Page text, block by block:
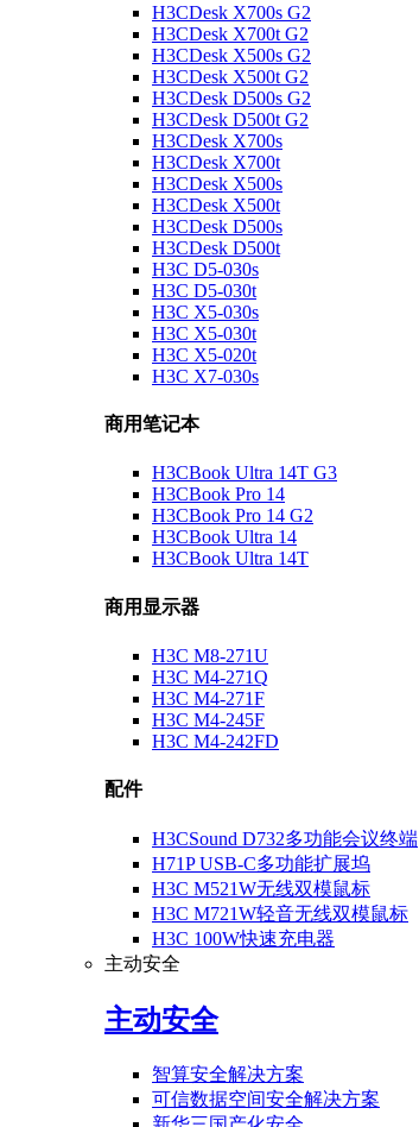
H3CDesk X700s G2
H3CDesk X700t G2
H3CDesk X500s G2
H3CDesk X500t G2
H3CDesk D500s G2
H3CDesk D500t G2
H3CDesk X700s
H3CDesk X700t
H3CDesk X500s
H3CDesk X500t
H3CDesk D500s
H3CDesk D500t
H3C D5-030s
H3C D5-030t
H3C X5-030s
H3C X5-030t
H3C X5-020t
H3C X7-030s
商用笔记本
H3CBook Ultra 14T G3
H3CBook Pro 14
H3CBook Pro 14 G2
H3CBook Ultra 14
H3CBook Ultra 14T
商用显示器
H3C M8-271U
H3C M4-271Q
H3C M4-271F
H3C M4-245F
H3C M4-242FD
配件
H3CSound D732多功能会议终端
H71P USB-C多功能扩展坞
H3C M521W无线双模鼠标
H3C M721W轻音无线双模鼠标
H3C 100W快速充电器
主动安全
主动安全
智算安全解决方案
可信数据空间安全解决方案